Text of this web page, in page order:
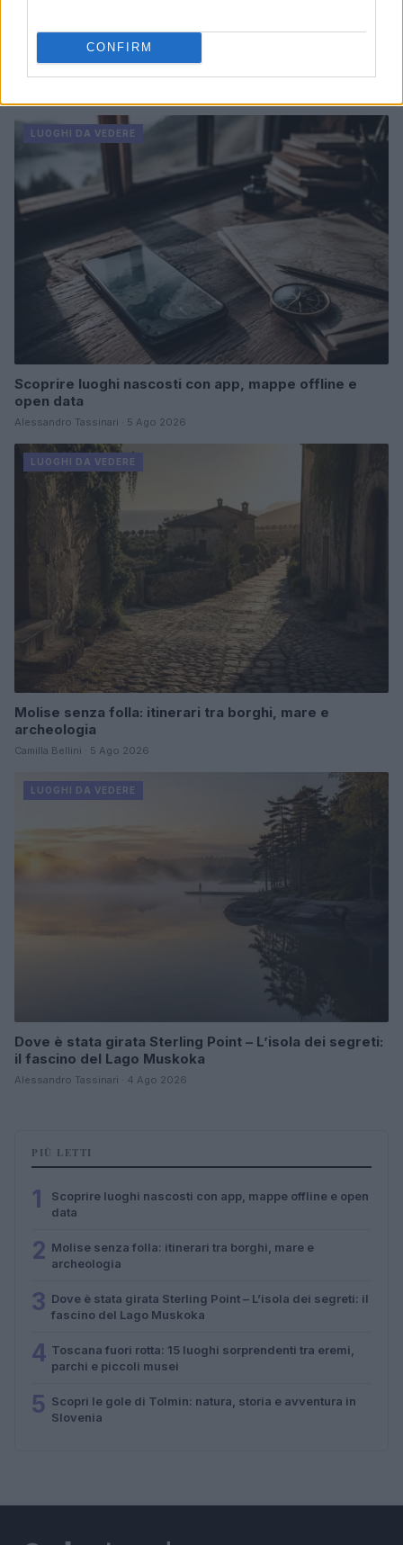
CONFIRM
LUOGHI DA VEDERE
Scoprire luoghi nascosti con app, mappe offline e
open data
Alessandro Tassinari · 5 Ago 2026
LUOGHI DA VEDERE
Molise senza folla: itinerari tra borghi, mare e
archeologia
Camilla Bellini · 5 Ago 2026
LUOGHI DA VEDERE
Dove è stata girata Sterling Point – L’isola dei segreti:
il fascino del Lago Muskoka
Alessandro Tassinari · 4 Ago 2026
PIÙ LETTI
1
Scoprire luoghi nascosti con app, mappe offline e open
data
2 Molise senza folla: itinerari tra borghi, mare e
archeologia
3 Dove è stata girata Sterling Point – L’isola dei segreti: il
fascino del Lago Muskoka
4 Toscana fuori rotta: 15 luoghi sorprendenti tra eremi,
parchi e piccoli musei
5 Scopri le gole di Tolmin: natura, storia e avventura in
Slovenia